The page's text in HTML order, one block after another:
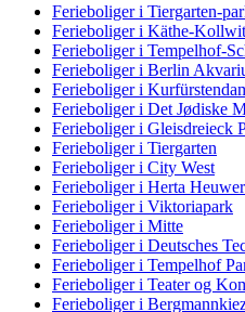
Ferieboliger i Tiergarten-
Ferieboliger i Käthe-
Ferieboliger i Tempelhof-
Ferieboliger i Berlin
Ferieboliger i
Ferieboliger i Det Jødiske
Ferieboliger i Gleisdreieck
Ferieboliger i Tiergarten
Ferieboliger i City West
Ferieboliger i Herta
Ferieboliger i Viktoriapark
Ferieboliger i Mitte
Ferieboliger i Deutsches
Ferieboliger i Tempelhof
Ferieboliger i Teater og
Ferieboliger i